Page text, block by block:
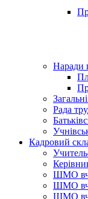
Наради
Рада
Кадровий
ШМО
ШМО
ШМО